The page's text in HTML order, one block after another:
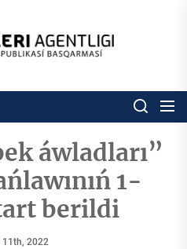
Respublikası
basqarması
isleri
áwladları”
1-
berildi
11th, 2022